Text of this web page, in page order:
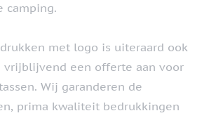
camping.
met logo is uiteraard ook
vrijblijvend een offerte aan voor
Wij garanderen de
prima kwaliteit bedrukkingen